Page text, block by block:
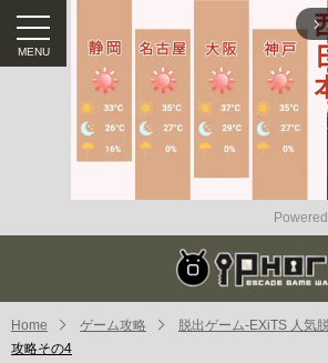
arrow_forward_ios
Home ゲーム攻略
脱出ゲーム-EXiTS 人気
攻略その4